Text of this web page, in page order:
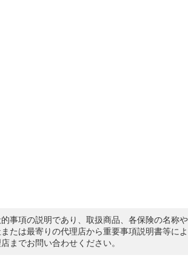
事項の説明であり、取扱商品、各保険の名称
たは最寄りの代理店から重要事項説明書等に
までお問い合わせください。